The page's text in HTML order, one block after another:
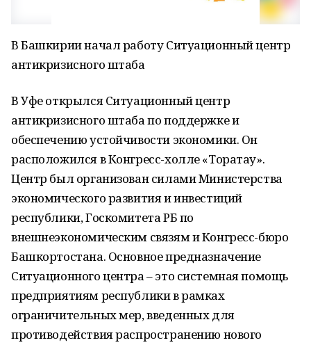
В Башкирии начал работу Ситуационный центр
антикризисного штаба
В Уфе открылся Ситуационный центр
антикризисного штаба по поддержке и
обеспечению устойчивости экономики. Он
расположился в Конгресс-холле «Торатау».
Центр был организован силами Министерства
экономического развития и инвестиций
республики, Госкомитета РБ по
внешнеэкономическим связям и Конгресс-бюро
Башкортостана. Основное предназначение
Ситуационного центра – это системная помощь
предприятиям республики в рамках
ограничительных мер, введенных для
противодействия распространению нового